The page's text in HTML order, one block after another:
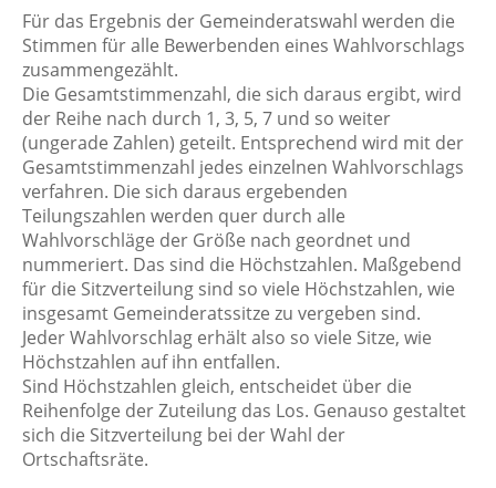
Für das Ergebnis der Gemeinderatswahl werden die
Stimmen für alle Bewerbenden eines Wahlvorschlags
zusammengezählt.
Die Gesamtstimmenzahl, die sich daraus ergibt, wird
der Reihe nach durch 1, 3, 5, 7 und so weiter
(ungerade Zahlen) geteilt. Entsprechend wird mit der
Gesamtstimmenzahl jedes einzelnen Wahlvorschlags
verfahren. Die sich daraus ergebenden
Teilungszahlen werden quer durch alle
Wahlvorschläge der Größe nach geordnet und
nummeriert. Das sind die Höchstzahlen. Maßgebend
für die Sitzverteilung sind so viele Höchstzahlen, wie
insgesamt Gemeinderatssitze zu vergeben sind.
Jeder Wahlvorschlag erhält also so viele Sitze, wie
Höchstzahlen auf ihn entfallen.
Sind Höchstzahlen gleich, entscheidet über die
Reihenfolge der Zuteilung das Los. Genauso gestaltet
sich die Sitzverteilung bei der Wahl der
Ortschaftsräte.